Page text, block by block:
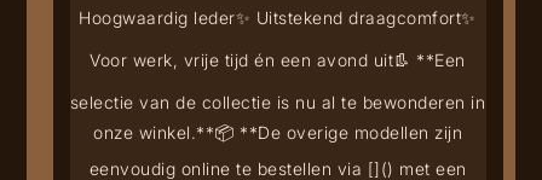
Hoogwaardig leder✨ Uitstekend draagcomfort✨
Voor werk, vrije tijd én een avond uit👢 **Een
selectie van de collectie is nu al te bewonderen in
onze winkel.**📦 **De overige modellen zijn
eenvoudig online te bestellen via []() met een